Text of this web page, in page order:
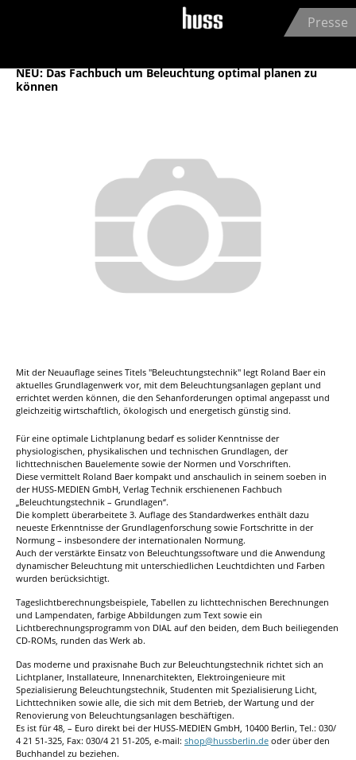
Jump to navigation
Presse
NEU: Das Fachbuch um Beleuchtung optimal planen zu
können
Mit der Neuauflage seines Titels "Beleuchtungstechnik" legt Roland Baer ein
aktuelles Grundlagenwerk vor, mit dem Beleuchtungsanlagen geplant und
errichtet werden können, die den Sehanforderungen optimal angepasst und
gleichzeitig wirtschaftlich, ökologisch und energetisch günstig sind.
Für eine optimale Lichtplanung bedarf es solider Kenntnisse der
physiologischen, physikalischen und technischen Grundlagen, der
lichttechnischen Bauelemente sowie der Normen und Vorschriften.
Diese vermittelt Roland Baer kompakt und anschaulich in seinem soeben in
der HUSS-MEDIEN GmbH, Verlag Technik erschienenen Fachbuch
„Beleuchtungstechnik – Grundlagen“.
Die komplett überarbeitete 3. Auflage des Standardwerkes enthält dazu
neueste Erkenntnisse der Grundlagenforschung sowie Fortschritte in der
Normung – insbesondere der internationalen Normung.
Auch der verstärkte Einsatz von Beleuchtungssoftware und die Anwendung
dynamischer Beleuchtung mit unterschiedlichen Leuchtdichten und Farben
wurden berücksichtigt.
Tageslichtberechnungsbeispiele, Tabellen zu lichttechnischen Berechnungen
und Lampendaten, farbige Abbildungen zum Text sowie ein
Lichtberechnungsprogramm von DIAL auf den beiden, dem Buch beiliegenden
CD-ROMs, runden das Werk ab.
Das moderne und praxisnahe Buch zur Beleuchtungstechnik richtet sich an
Lichtplaner, Installateure, Innenarchitekten, Elektroingenieure mit
Spezialisierung Beleuchtungstechnik, Studenten mit Spezialisierung Licht,
Lichttechniken sowie alle, die sich mit dem Betrieb, der Wartung und der
Renovierung von Beleuchtungsanlagen beschäftigen.
Es ist für 48, – Euro direkt bei der HUSS-MEDIEN GmbH, 10400 Berlin, Tel.: 030/
4 21 51-325, Fax: 030/4 21 51-205, e-mail: shop@hussberlin.de oder über den
Buchhandel zu beziehen.